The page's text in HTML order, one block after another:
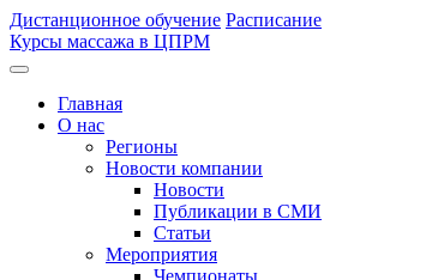
Дистанционное обучение Расписание
Курсы массажа в ЦПРМ
Главная
О нас
Регионы
Новости компании
Новости
Публикации в СМИ
Статьи
Мероприятия
Чемпионаты